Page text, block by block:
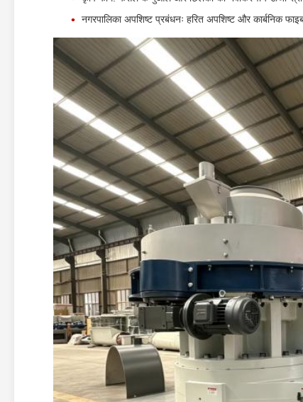
नगरपालिका अपशिष्ट प्रबंधनः हरित अपशिष्ट और कार्बनिक